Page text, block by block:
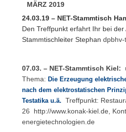
MÄRZ 2019
24.03.19 – NET-Stammtisch
Den Treffpunkt erfahrt Ihr bei der
Stammtischleiter Stephan dpbhv-
07.03. – NET-Stammtisch Kiel:
Thema: Die Erzeugung
nach dem elektrostatischen
Testatika u.ä. Treffpunkt:
26 http://www.konak-kiel.de ,
energietechnologien.de